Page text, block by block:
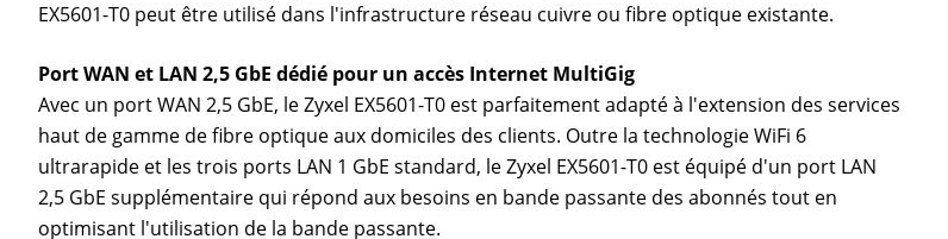
EX5601-T0 peut être utilisé dans l'infrastructure réseau cuivre ou fibre optique existante.
Port WAN et LAN 2,5 GbE dédié pour un accès Internet MultiGig
Avec un port WAN 2,5 GbE, le Zyxel EX5601-T0 est parfaitement adapté à l'extension des services
haut de gamme de fibre optique aux domiciles des clients. Outre la technologie WiFi 6
ultrarapide et les trois ports LAN 1 GbE standard, le Zyxel EX5601-T0 est équipé d'un port LAN
2,5 GbE supplémentaire qui répond aux besoins en bande passante des abonnés tout en
optimisant l'utilisation de la bande passante.